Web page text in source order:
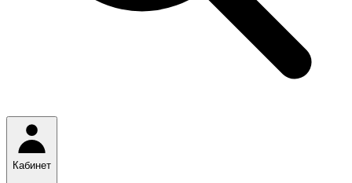
Кабинет